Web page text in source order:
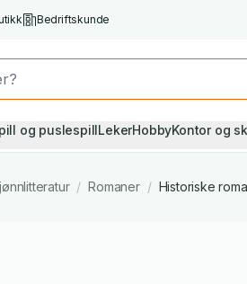
Bedriftskunde
og puslespillLekerHobbyKontor og
/ Romaner / Historiske